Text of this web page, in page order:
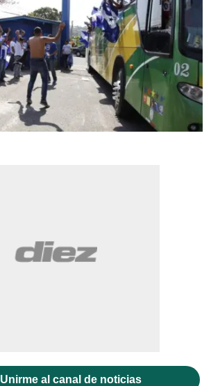
Unirme al canal de noticias